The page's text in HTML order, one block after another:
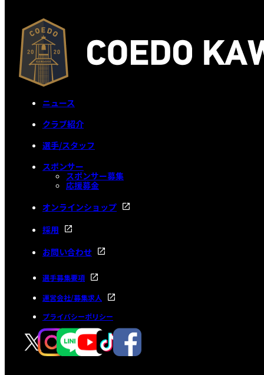
ニュース
クラブ紹介
選手/スタッフ
スポンサー
スポンサー募集
応援募金
オンラインショップ
採用
お問い合わせ
選手募集要項
運営会社/募集求人
プライバシーポリシー